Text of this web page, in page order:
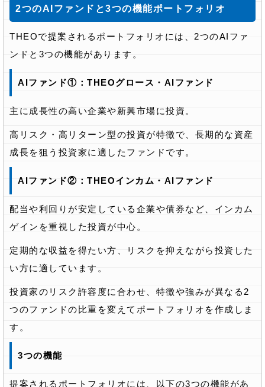
2つのAIファンドと3つの機能ポートフォリオ
THEOで提案されるポートフォリオには、2つのAIファ
ンドと3つの機能があります。
AIファンド①：THEOグロース・AIファンド
主に成長性の高い企業や新興市場に投資。
高リスク・高リターン型の投資が特徴で、長期的な資産
成長を狙う投資家に適したファンドです。
AIファンド②：THEOインカム・AIファンド
配当や利回りが安定している企業や債券など、インカム
ゲインを重視した投資が中心。
定期的な収益を得たい方、リスクを抑えながら投資した
い方に適しています。
投資家のリスク許容度に合わせ、特徴や強みが異なる2
つのファンドの比重を変えてポートフォリオを作成しま
す。
3つの機能
提案されるポートフォリオには、以下の3つの機能があ